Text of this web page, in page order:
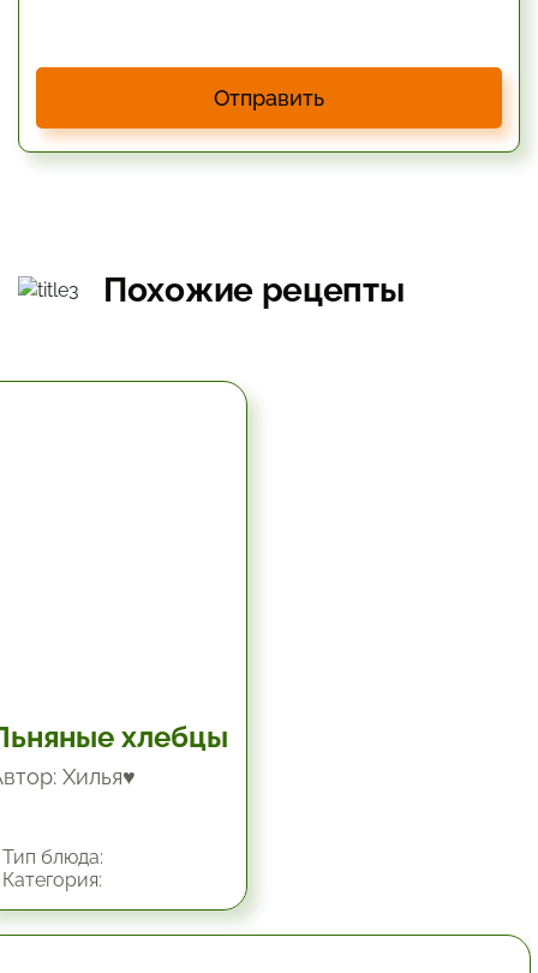
Отправить
Похожие рецепты
хлебцы
Хилья♥
блюда: